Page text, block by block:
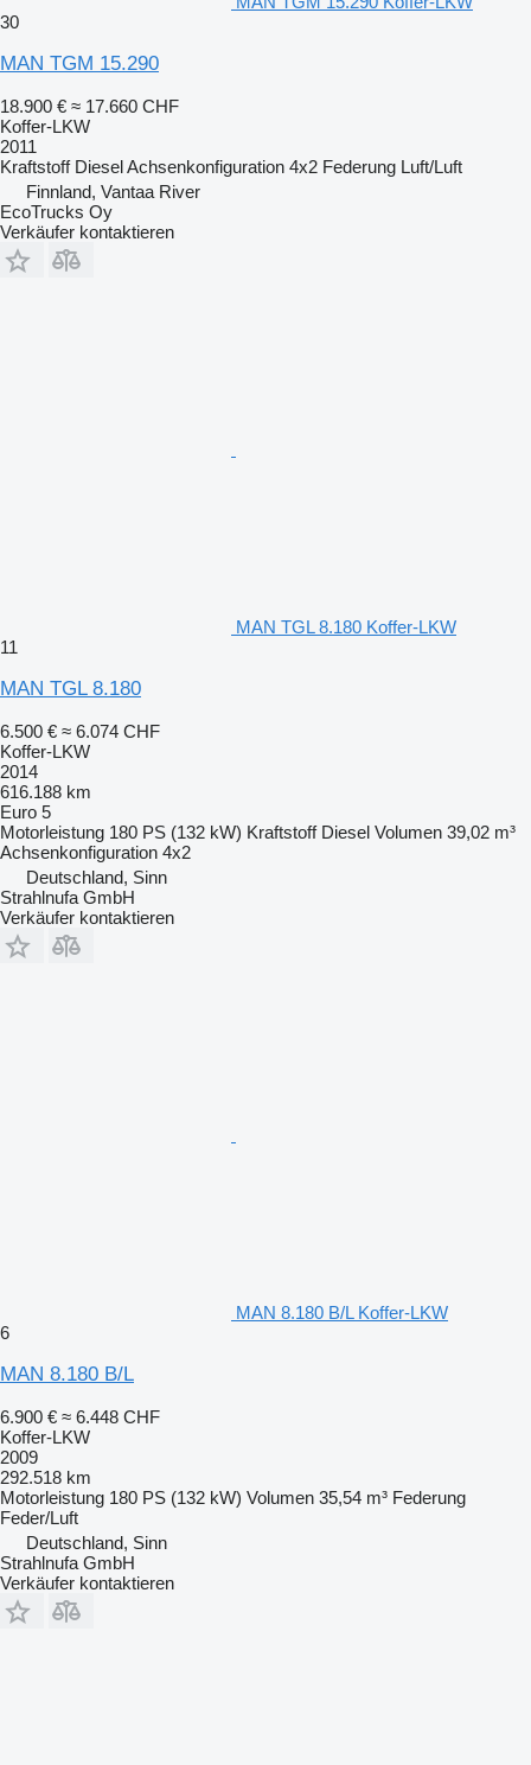
30
MAN TGM 15.290
18.900 € ≈ 17.660 CHF
Koffer-LKW
2011
Kraftstoff DieselAchsenkonfiguration 4x2 Federung Luft/Luft
Finnland, Vantaa River
EcoTrucks Oy
Verkäufer kontaktieren
MAN TGL 8.180 Koffer-LKW
11
MAN TGL 8.180
6.500 € ≈ 6.074 CHF
Koffer-LKW
2014
616.188 km
Euro 5
Motorleistung 180 PS (132 kW) Kraftstoff Diesel Volumen 39,02 m³
Achsenkonfiguration 4x2
Deutschland, Sinn
Strahlnufa GmbH
Verkäufer kontaktieren
MAN 8.180 B/L Koffer-LKW
6
MAN 8.180 B/L
6.900 € ≈ 6.448 CHF
Koffer-LKW
2009
292.518 km
Motorleistung 180 PS (132 kW) Volumen 35,54 m³ Federung
Feder/Luft
Deutschland, Sinn
Strahlnufa GmbH
Verkäufer kontaktieren